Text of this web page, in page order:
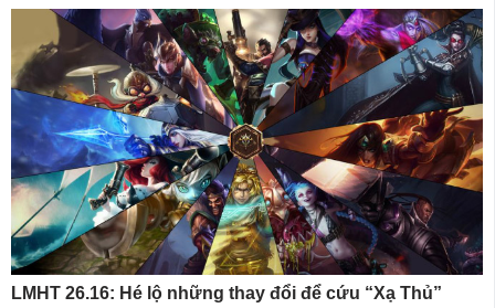
LMHT 26.16: Hé lộ những thay đổi để cứu “Xạ Thủ”